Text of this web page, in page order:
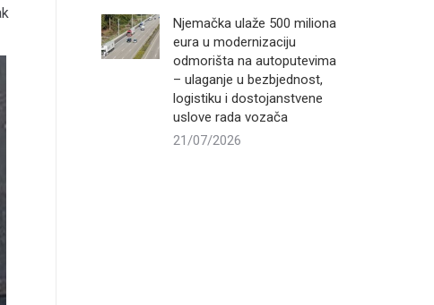
Njemačka ulaže 500 miliona
eura u modernizaciju
odmorišta na autoputevima
– ulaganje u bezbjednost,
logistiku i dostojanstvene
uslove rada vozača
21/07/2026